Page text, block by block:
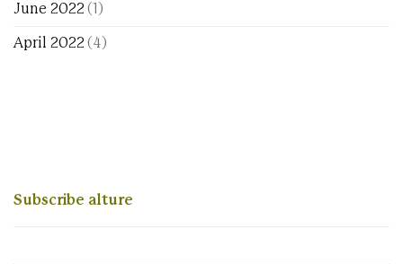
June 2022 (1)
April 2022 (4)
Subscribe alture